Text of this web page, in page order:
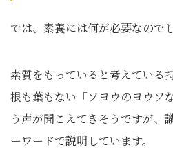
では、素養には何が必要なので
素質をもっていると考えている
根も葉もない「ソヨウのヨウソ
う声が聞こえてきそうですが、
ーワードで説明しています。